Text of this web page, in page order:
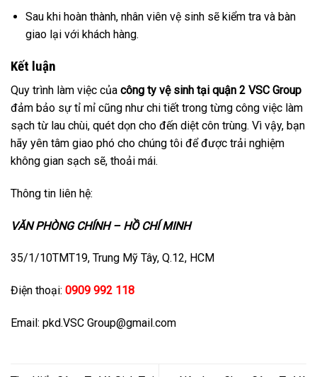
Sau khi hoàn thành, nhân viên vệ sinh sẽ kiểm tra và bàn
giao lại với khách hàng.
Kết luận
Quy trình làm việc của công ty vệ sinh tại quận 2 VSC Group
đảm bảo sự tỉ mỉ cũng như chi tiết trong từng công việc làm
sạch từ lau chùi, quét dọn cho đến diệt côn trùng. Vì vậy, bạn
hãy yên tâm giao phó cho chúng tôi để được trải nghiệm
không gian sạch sẽ, thoải mái.
Thông tin liên hệ:
VĂN PHÒNG CHÍNH – HỒ CHÍ MINH
35/1/10TMT19, Trung Mỹ Tây, Q.12, HCM
Điện thoại: 0909 992 118
Email: pkd.VSC Group@gmail.com